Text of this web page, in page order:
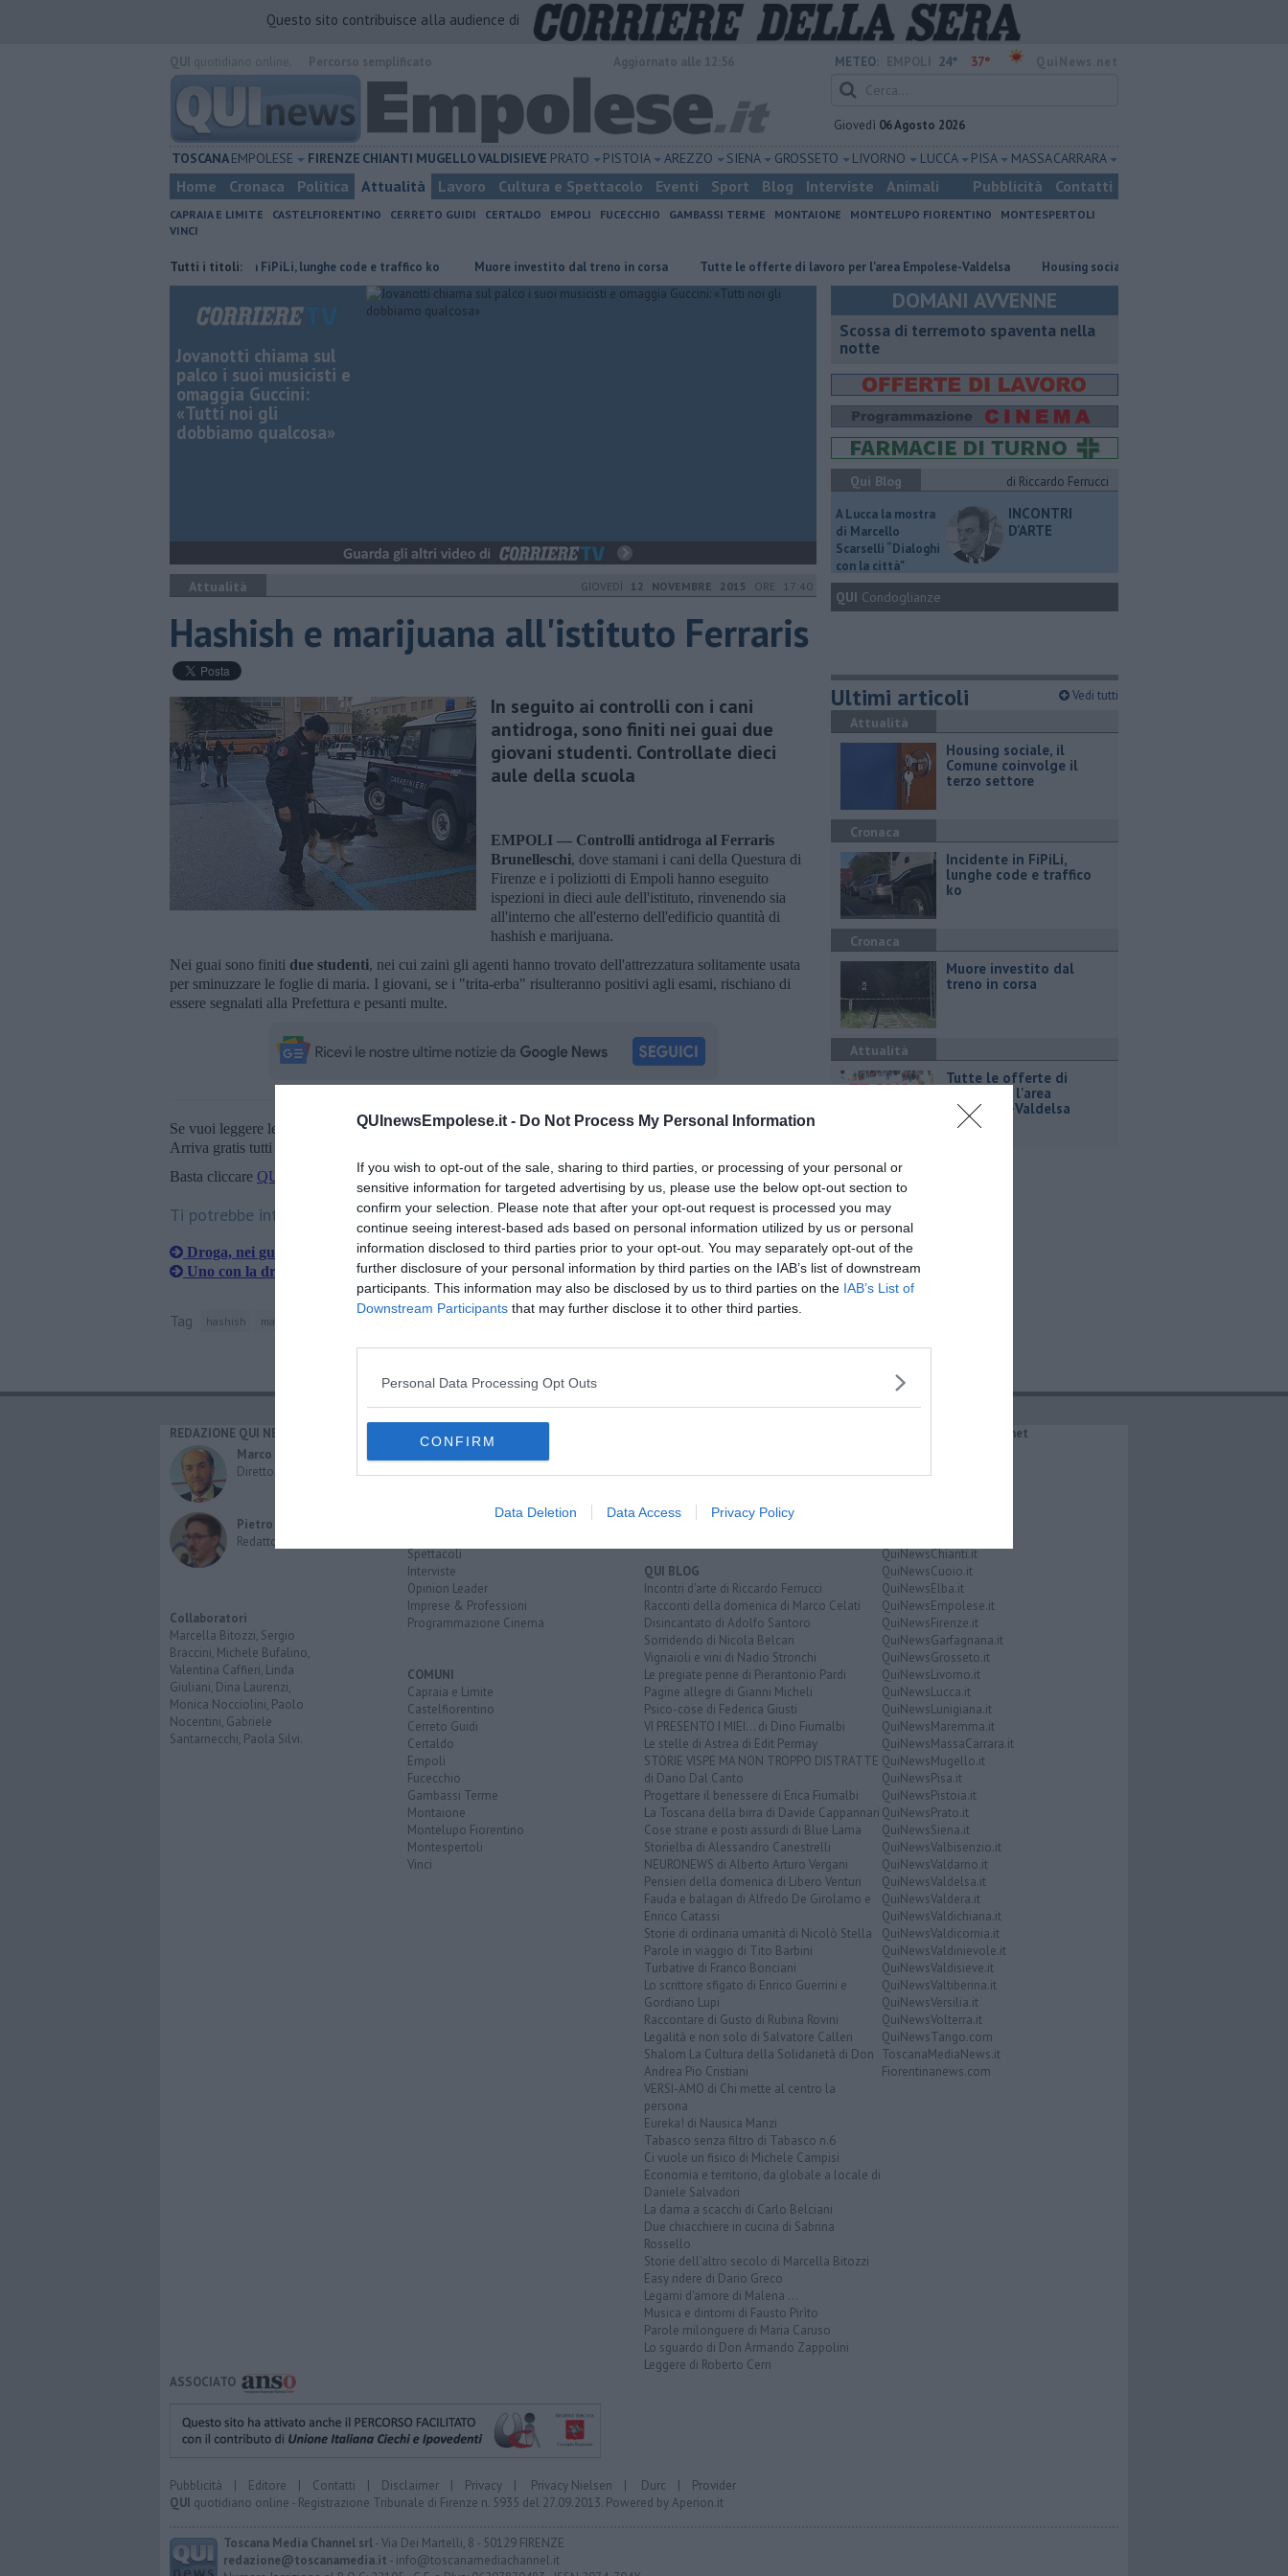
QUInewsEmpolese.it - Do Not Process My Personal Information
If you wish to opt-out of the sale, sharing to third parties, or processing of your personal or
sensitive information for targeted advertising by us, please use the below opt-out section to
confirm your selection. Please note that after your opt-out request is processed you may
continue seeing interest-based ads based on personal information utilized by us or personal
information disclosed to third parties prior to your opt-out. You may separately opt-out of the
further disclosure of your personal information by third parties on the IAB’s list of downstream
participants. This information may also be disclosed by us to third parties on the IAB’s List of
Downstream Participants that may further disclose it to other third parties.
Personal Data Processing Opt Outs
CONFIRM
Data Deletion Data Access Privacy Policy
Questo sito contribuisce alla audience di
METEO: 24° 37°
Giovedì 06 Agosto 2026
TOSCANAEMPOLESE FIRENZE CHIANTI MUGELLOVALDISIEVE PRATO PISTOIA AREZZO SIENA GROSSETO LIVORNO LUCCA PISA MASSA CARRARA
Home Cronaca Politica Attualità Lavoro Cultura e Spettacolo Eventi Sport Blog Interviste Animali Pubblicità Contatti
CAPRAIA E LIMITE CASTELFIORENTINO CERRETO GUIDI CERTALDO EMPOLI FUCECCHIO GAMBASSI TERME MONTAIONE MONTELUPO FIORENTINO
MONTESPERTOLI
VINCI
Tutti i titoli:
Incidente in FiPiLi, lunghe code e traffico ko Muore investito dal treno in corsa ​Tutte le offerte di lavoro per l'area Empolese-Valdelsa ​Housing sociale, il Comune coinvolge il terzo
Jovanotti chiama sul
palco i suoi musicisti e
omaggia Guccini:
«Tutti noi gli
dobbiamo qualcosa»
Attualità GIOVEDÌ 12 NOVEMBRE 2015 ORE 17:40
Hashish e marijuana all'istituto Ferraris
In seguito ai controlli con i cani
antidroga, sono finiti nei guai due
giovani studenti. Controllate dieci
aule della scuola
EMPOLI — Controlli antidroga al Ferraris
Brunelleschi, dove stamani i cani della Questura di
Firenze e i poliziotti di Empoli hanno eseguito
ispezioni in dieci aule dell'istituto, rinvenendo sia
all'interno che all'esterno dell'edificio quantità di
hashish e marijuana.
Nei guai sono finiti due studenti, nei cui zaini gli agenti hanno trovato dell'attrezzatura solitamente usata
per sminuzzare le foglie di maria. I giovani, se i "trita-erba" risulteranno positivi agli esami, rischiano di
essere segnalati alla Prefettura e pesanti multe.
Se vuoi leggere le notizie principali della Toscana iscriviti alla Newsletter QUInews - ToscanaMedia.
Arriva gratis tutti i giorni alle 20:00 direttamente nella tua casella di posta.
Basta cliccare QUI
Ti potrebbe interessare anche:
Droga, nei guai un minorenne di Empoli
Uno con la droga, due pronti a rubare
Tag hashish marijuana firenze
DOMANI AVVENNE
Scossa di terremoto spaventa nella
notte
Qui Blog
di Riccardo Ferrucci
A Lucca la mostra
di Marcello
Scarselli “Dialoghi
con la città"
INCONTRI
D'ARTE
QUI Condoglianze
Ultimi articoli Vedi tutti
Attualità
​Housing sociale, il
Comune coinvolge il
terzo settore
Cronaca
Incidente in FiPiLi,
lunghe code e traffico
ko
Cronaca
Muore investito dal
treno in corsa
Attualità
​Tutte le offerte di
lavoro per l'area
Empolese-Valdelsa
REDAZIONE QUI NEWS
Marco Migli
Direttore Responsabile
Pietro Mattonai
Redattore
Collaboratori
Marcella Bitozzi, Sergio
Braccini, Michele Bufalino,
Valentina Caffieri, Linda
Giuliani, Dina Laurenzi,
Monica Nocciolini, Paolo
Nocentini, Gabriele
Santarnecchi, Paola Silvi.
CATEGORIE
Cronaca
Spettacoli
Interviste
Opinion Leader
Imprese & Professioni
Programmazione Cinema
COMUNI
Capraia e Limite
Castelfiorentino
Cerreto Guidi
Certaldo
Empoli
Fucecchio
Gambassi Terme
Montaione
Montelupo Fiorentino
Montespertoli
Vinci
Archivio Notizie
Persone
QUI BLOG
Incontri d'arte di Riccardo Ferrucci
Racconti della domenica di Marco Celati
Disincantato di Adolfo Santoro
Sorridendo di Nicola Belcari
Vignaioli e vini di Nadio Stronchi
Le pregiate penne di Pierantonio Pardi
Pagine allegre di Gianni Micheli
Psico-cose di Federica Giusti
VI PRESENTO I MIEI... di Dino Fiumalbi
Le stelle di Astrea di Edit Permay
STORIE VISPE MA NON TROPPO DISTRATTE
di Dario Dal Canto
Progettare il benessere di Erica Fiumalbi
La Toscana della birra di Davide Cappannari
Cose strane e posti assurdi di Blue Lama
Storielba di Alessandro Canestrelli
NEURONEWS di Alberto Arturo Vergani
Pensieri della domenica di Libero Venturi
Fauda e balagan di Alfredo De Girolamo e
Enrico Catassi
Storie di ordinaria umanità di Nicolò Stella
Parole in viaggio di Tito Barbini
Turbative di Franco Bonciani
Lo scrittore sfigato di Enrico Guerrini e
Gordiano Lupi
Raccontare di Gusto di Rubina Rovini
Legalità e non solo di Salvatore Calleri
Shalom La Cultura della Solidarietà di Don
Andrea Pio Cristiani
VERSI-AMO di Chi mette al centro la
persona
Eureka! di Nausica Manzi
Tabasco senza filtro di Tabasco n.6
Ci vuole un fisico di Michele Campisi
Economia e territorio, da globale a locale di
Daniele Salvadori
La dama a scacchi di Carlo Belciani
Due chiacchiere in cucina di Sabrina
Rossello
Storie dell'altro secolo di Marcella Bitozzi
Easy ridere di Dario Greco
Legami d'amore di Malena ...
Musica e dintorni di Fausto Pirìto
Parole milonguere di Maria Caruso
Lo sguardo di Don Armando Zappolini
Leggere di Roberto Cerri
IL NETWORK QuiNews.net
QuiNewsChianti.it
QuiNewsCuoio.it
QuiNewsElba.it
QuiNewsEmpolese.it
QuiNewsFirenze.it
QuiNewsGarfagnana.it
QuiNewsGrosseto.it
QuiNewsLivorno.it
QuiNewsLucca.it
QuiNewsLunigiana.it
QuiNewsMaremma.it
QuiNewsMassaCarrara.it
QuiNewsMugello.it
QuiNewsPisa.it
QuiNewsPistoia.it
QuiNewsPrato.it
QuiNewsSiena.it
QuiNewsValbisenzio.it
QuiNewsValdarno.it
QuiNewsValdelsa.it
QuiNewsValdera.it
QuiNewsValdichiana.it
QuiNewsValdicornia.it
QuiNewsValdinievole.it
QuiNewsValdisieve.it
QuiNewsValtiberina.it
QuiNewsVersilia.it
QuiNewsVolterra.it
QuiNewsTango.com
ToscanaMediaNews.it
Fiorentinanews.com
ASSOCIATO
Pubblicità | Editore | Contatti | Disclaimer | Privacy | Privacy Nielsen | Durc | Provider
QUI quotidiano online - Registrazione Tribunale di Firenze n. 5935 del 27.09.2013. Powered byAperion.it
Toscana Media Channel srl- Via Dei Martelli, 8 - 50129 FIRENZE
redazione@toscanamedia.it - info@toscanamediachannel.it